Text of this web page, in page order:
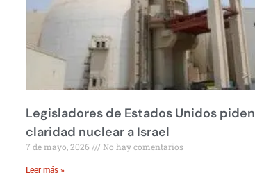
Legisladores de Estados Unidos piden
claridad nuclear a Israel
7 de mayo, 2026 No hay comentarios
Leer más »